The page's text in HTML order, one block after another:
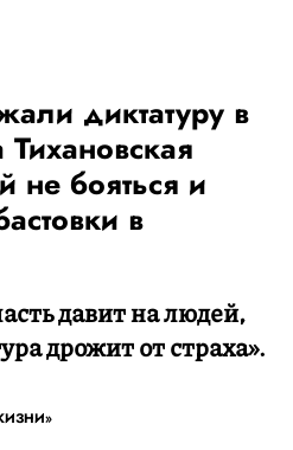
диктатуру в
не бояться и
в
давит на людей,
дрожит от страха».